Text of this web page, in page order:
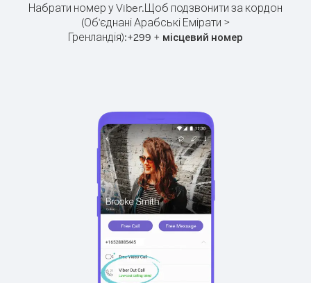
Набрати номер у Viber.Щоб подзвонити за кордон
(Об'єднані Арабські Емірати >
Гренландія):+299 + місцевий номер